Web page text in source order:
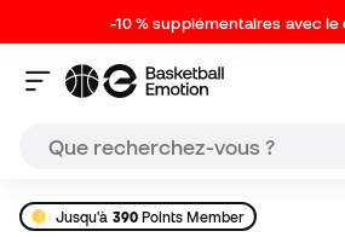
-10 % supplémentaires avec le
Jusqu'à 390Points Member